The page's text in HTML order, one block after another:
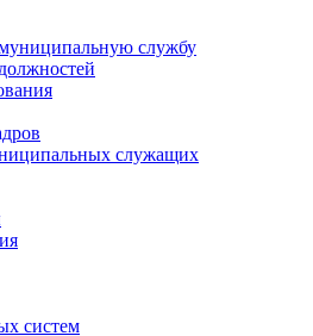
службу
служащих
систем